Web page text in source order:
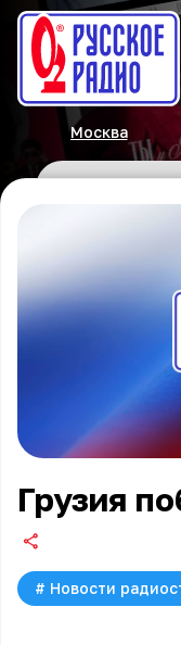
Москва
Грузия
# Новости